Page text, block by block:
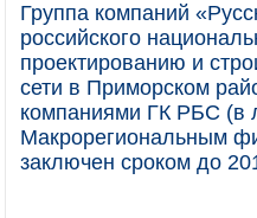
Группа компаний
российского
проектированию и
сети в Приморском
компаниями ГК РБС (в
Макрорегиональным
заключен сроком до